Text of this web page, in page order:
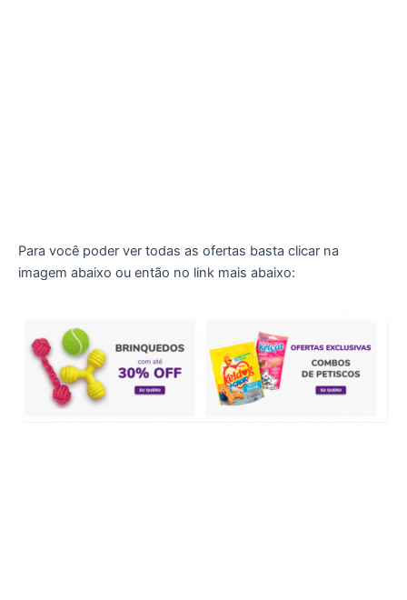
Para você poder ver todas as ofertas basta clicar na
imagem abaixo ou então no link mais abaixo: